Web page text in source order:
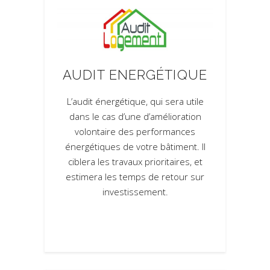
AUDIT ENERGÉTIQUE
L’audit énergétique, qui sera utile
dans le cas d’une d’amélioration
volontaire des performances
énergétiques de votre bâtiment. Il
ciblera les travaux prioritaires, et
estimera les temps de retour sur
investissement.